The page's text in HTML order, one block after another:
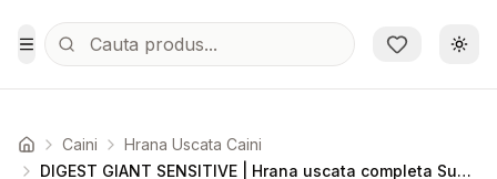
Sari la conținutul principal
Toggle Menu
Acasa Caini
Hrana Uscata Caini
DIGEST GIANT SENSITIVE | Hrana uscata completa Super Premium, hipoalergenica pentru cainii de talie mare cu sensibilitati digestive